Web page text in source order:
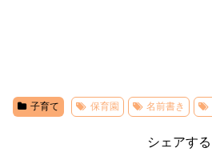
子育て 保育園 名前書き
シェアする